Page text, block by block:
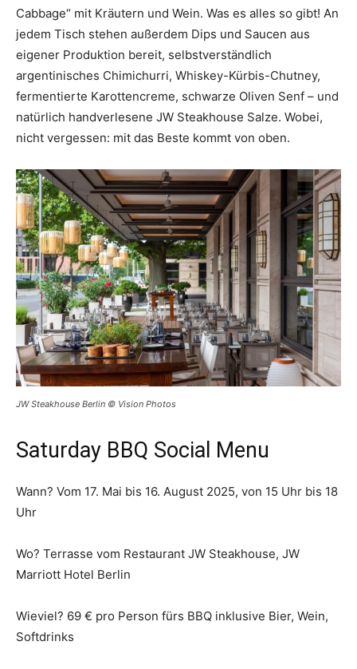
Cabbage“ mit Kräutern und Wein. Was es alles so gibt! An
jedem Tisch stehen außerdem Dips und Saucen aus
eigener Produktion bereit, selbstverständlich
argentinisches Chimichurri, Whiskey-Kürbis-Chutney,
fermentierte Karottencreme, schwarze Oliven Senf – und
natürlich handverlesene JW Steakhouse Salze. Wobei,
nicht vergessen: mit das Beste kommt von oben.
JW Steakhouse Berlin © Vision Photos
Saturday BBQ Social Menu
Wann? Vom 17. Mai bis 16. August 2025, von 15 Uhr bis 18
Uhr
Wo? Terrasse vom Restaurant JW Steakhouse, JW
Marriott Hotel Berlin
Wieviel? 69 € pro Person fürs BBQ inklusive Bier, Wein,
Softdrinks